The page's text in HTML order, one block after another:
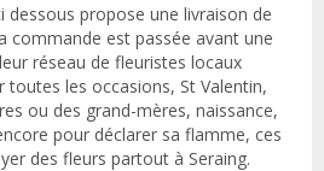
dessous propose une livraison de
commande est passée avant une
réseau de fleuristes locaux
toutes les occasions, St Valentin,
ou des grand-mères, naissance,
pour déclarer sa flamme, ces
des fleurs partout à Seraing.